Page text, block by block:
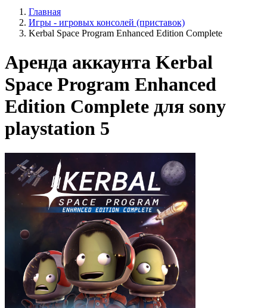
Главная
Игры - игровых консолей (приставок)
Kerbal Space Program Enhanced Edition Complete
Аренда аккаунта Kerbal
Space Program Enhanced
Edition Complete для sony
playstation 5